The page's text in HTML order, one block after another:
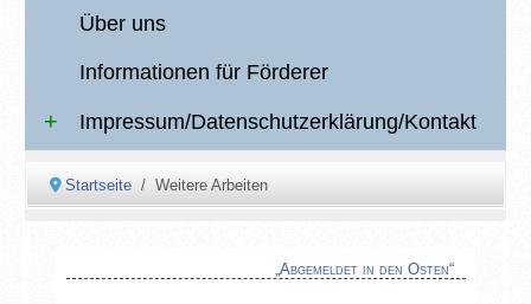
Über uns
Informationen für Förderer
Impressum/Datenschutzerklärung/Kontakt
Startseite Weitere Arbeiten
„Abgemeldet in den Osten“